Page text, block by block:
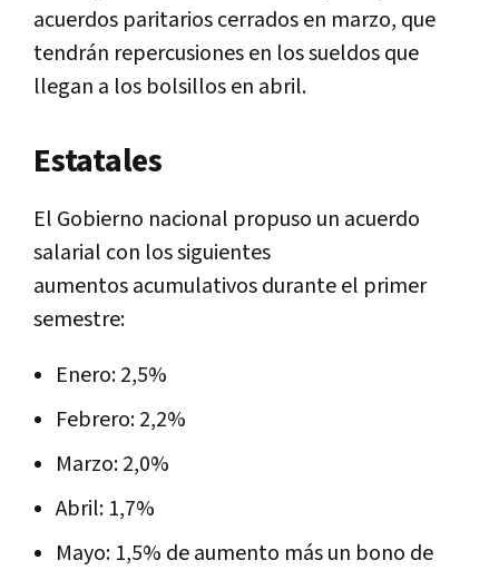
acuerdos paritarios cerrados en marzo, que
tendrán repercusiones en los sueldos que
llegan a los bolsillos en abril.
Estatales
El Gobierno nacional propuso un acuerdo
salarial con los siguientes
aumentos acumulativos durante el primer
semestre:
Enero: 2,5%
Febrero: 2,2%
Marzo: 2,0%
Abril: 1,7%
Mayo: 1,5% de aumento más un bono de